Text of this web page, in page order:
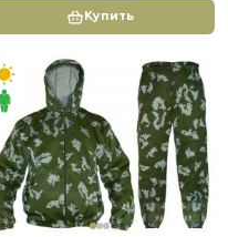
Купить